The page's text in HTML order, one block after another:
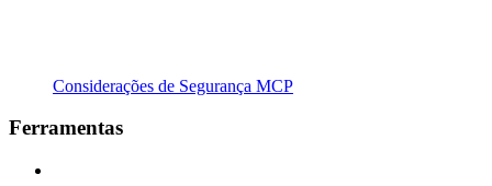
Considerações de Segurança MCP
Ferramentas